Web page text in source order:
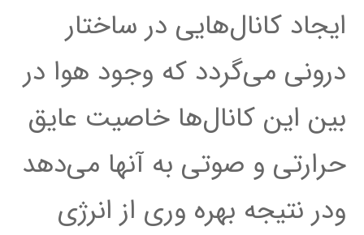
ایجاد کانال‌هایی در ساختار
درونی می‌گردد که وجود هوا در
بین این کانال‌ها خاصیت عایق
حرارتی و صوتی به آنها می‌دهد
ودر نتیجه بهره وری از انرژی